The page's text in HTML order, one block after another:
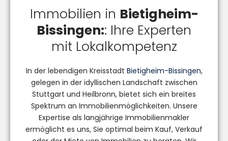
Immobilien in Bietigheim-
Bissingen:: Ihre Experten
mit Lokalkompetenz
In der lebendigen Kreisstadt Bietigheim-Bissingen,
gelegen in der idyllischen Landschaft zwischen
Stuttgart und Heilbronn, bietet sich ein breites
Spektrum an Immobilienmöglichkeiten. Unsere
Expertise als langjährige Immobilienmakler
ermöglicht es uns, Sie optimal beim Kauf, Verkauf